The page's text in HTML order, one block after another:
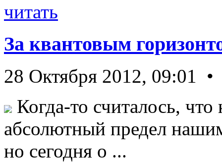
читать
За квантовым
28 Октября 2012, 09:01
Когда-то считалось, что
абсолютный предел
но сегодня о ...